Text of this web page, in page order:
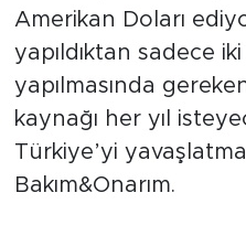
Amerikan Doları
yapıldıktan sadece
yapılmasında
kaynağı her yıl
Türkiye’yi
Bakım&Onarım.